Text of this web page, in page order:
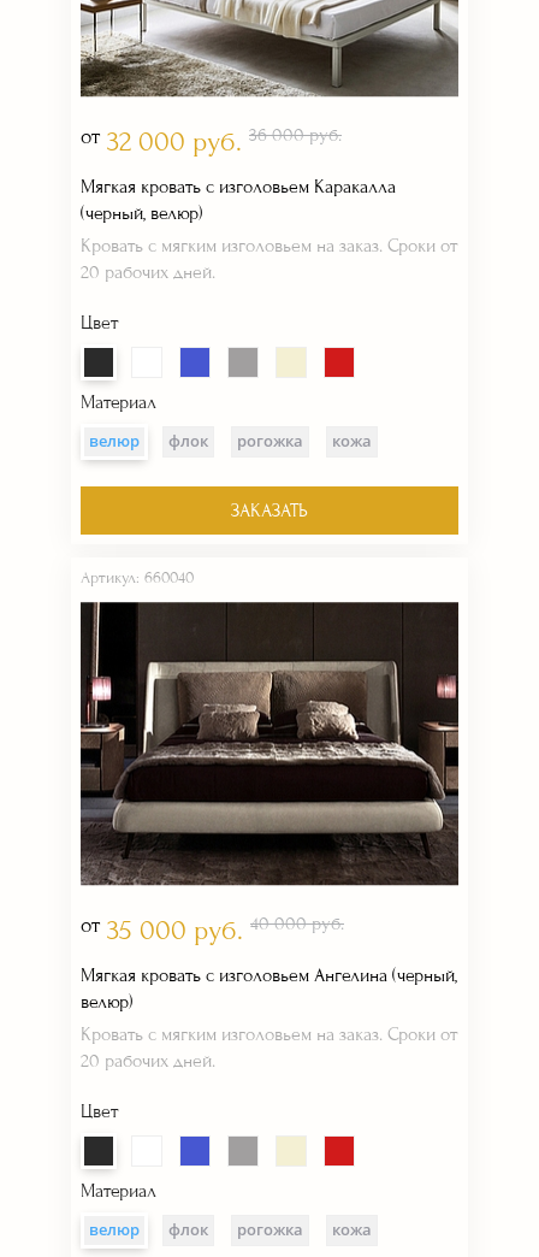
от 32 000 руб. 36 000 руб.
Мягкая кровать с изголовьем Каракалла
(черный, велюр)
Кровать с мягким изголовьем на заказ. Сроки от
20 рабочих дней.
Цвет
Материал
велюр
флок рогожка кожа
ЗАКАЗАТЬ
Артикул: 660040
от 35 000 руб. 40 000 руб.
Мягкая кровать с изголовьем Ангелина (черный,
велюр)
Кровать с мягким изголовьем на заказ. Сроки от
20 рабочих дней.
Цвет
Материал
велюр
флок рогожка кожа